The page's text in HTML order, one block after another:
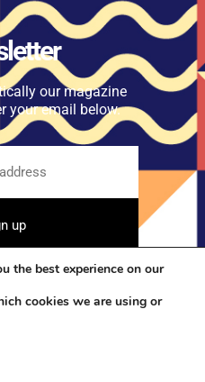
our magazine
your email below.
Don't Spam.
the best experience on our
cookies we are using or